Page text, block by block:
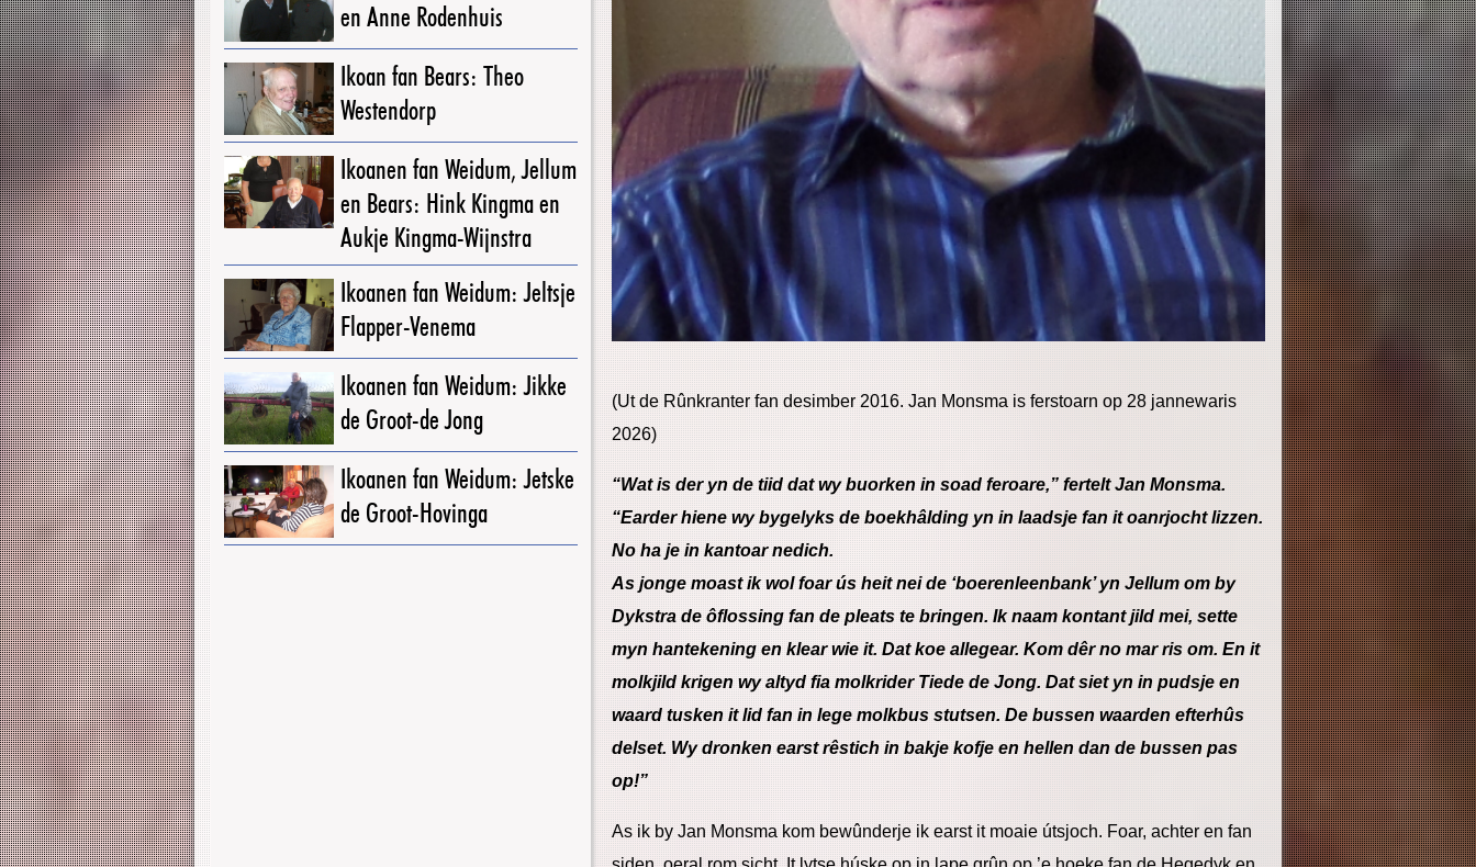
en Anne Rodenhuis
Ikoan fan Bears: Theo
Westendorp
Ikoanen fan Weidum, Jellum
en Bears: Hink Kingma en
Aukje Kingma-Wijnstra
Ikoanen fan Weidum: Jeltsje
Flapper-Venema
Ikoanen fan Weidum: Jikke
de Groot-de Jong
Ikoanen fan Weidum: Jetske
de Groot-Hovinga
(Ut de Rûnkranter fan desimber 2016. Jan Monsma is ferstoarn op 28 jannewaris
2026)
“Wat is der yn de tiid dat wy buorken in soad feroare,” fertelt Jan Monsma.
“Earder hiene wy bygelyks de boekhâlding yn in laadsje fan it oanrjocht lizzen.
No ha je in kantoar nedich.
As jonge moast ik wol foar ús heit nei de ‘boerenleenbank’ yn Jellum om by
Dykstra de ôflossing fan de pleats te bringen. Ik naam kontant jild mei, sette
myn hantekening en klear wie it. Dat koe allegear. Kom dêr no mar ris om. En it
molkjild krigen wy altyd fia molkrider Tiede de Jong. Dat siet yn in pudsje en
waard tusken it lid fan in lege molkbus stutsen. De bussen waarden efterhûs
delset. Wy dronken earst rêstich in bakje kofje en hellen dan de bussen pas
op!”
As ik by Jan Monsma kom bewûnderje ik earst it moaie útsjoch. Foar, achter en fan